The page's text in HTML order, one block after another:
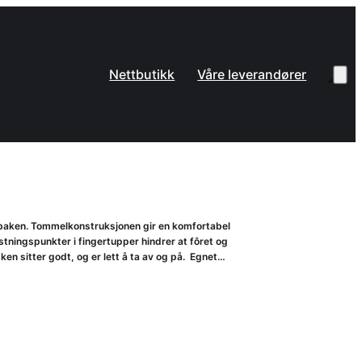
Nettbutikk Våre leverandører
Tommelkonstruksjonen gir en komfortabel
i fingertupper hindrer at fôret og
sitter godt, og er lett å ta av og på. Egnet…